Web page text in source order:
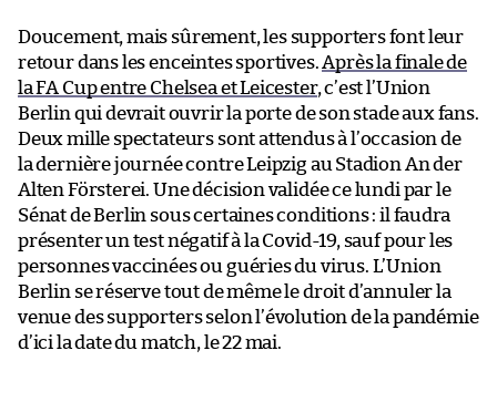
Doucement, mais sûrement, les supporters font leur
retour dans les enceintes sportives.Après la finale de
la FA Cup entre Chelsea et Leicester, c’est l’Union
Berlin qui devrait ouvrir la porte de son stade aux fans.
Deux mille spectateurs sont attendus à l’occasion de
la dernière journée contre Leipzig au Stadion An der
Alten Försterei. Une décision validée ce lundi par le
Sénat de Berlin sous certaines conditions : il faudra
présenter un test négatif à la Covid-19, sauf pour les
personnes vaccinées ou guéries du virus. L’Union
Berlin se réserve tout de même le droit d’annuler la
venue des supporters selon l’évolution de la pandémie
d’ici la date du match, le 22 mai.